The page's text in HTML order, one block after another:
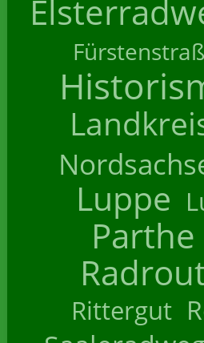
Luppe
Parthe
Rittergut